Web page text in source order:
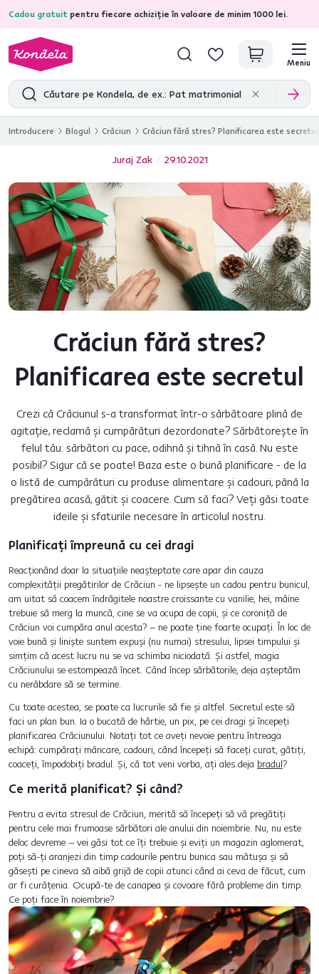
Cadou gratuit pentru fiecare achiziție în valoare de minim 1000 lei.
4,7 31.333recenzii de produs verificate
Meniu
Introducere Blogul Crăciun Crăciun fără stres? Planificarea este secretul
Juraj Zak 29.10.2021
Crăciun fără stres?
Planificarea este secretul
Crezi că Crăciunul s-a transformat într-o sărbătoare plină de
agitație, reclamă și cumpărături dezordonate? Sărbătorește în
felul tău: sărbători cu pace, odihnă și tihnă în casă. Nu este
posibil? Sigur că se poate! Baza este o bună planificare - de la
o listă de cumpărături cu produse alimentare și cadouri, până la
pregătirea acasă, gătit și coacere. Cum să faci? Veți găsi toate
ideile și sfaturile necesare în articolul nostru.
Planificați împreună cu cei dragi
Reacționând doar la situațiile neașteptate care apar din cauza
complexității pregătirilor de Crăciun - ne lipsește un cadou pentru bunicul,
am uitat să coacem îndrăgitele noastre croissante cu vanilie, hei, mâine
trebuie să merg la muncă, cine se va ocupa de copii, și ce coroniță de
Crăciun voi cumpăra anul acesta? – ne poate ține foarte ocupați. În loc de
voie bună și liniște suntem expuși (nu numai) stresului, lipsei timpului și
simțim că acest lucru nu se va schimba niciodată. Și astfel, magia
Crăciunului se estompează încet. Când încep sărbătorile, deja așteptăm
cu nerăbdare să se termine.
Cu toate acestea, se poate ca lucrurile să fie și altfel. Secretul este să
faci un plan bun. Ia o bucată de hârtie, un pix, pe cei dragi și începeți
planificarea Crăciunului. Notați tot ce aveți nevoie pentru întreaga
echipă: cumpărați mâncare, cadouri, când începeți să faceți curat, gătiți,
coaceți, împodobiți bradul. Și, că tot veni vorba, ați ales deja bradul?
Ce merită planificat? Și când?
Pentru a evita stresul de Crăciun, merită să începeți să vă pregătiți
pentru cele mai frumoase sărbători ale anului din noiembrie. Nu, nu este
deloc devreme – vei găsi tot ce îți trebuie și eviți un magazin aglomerat,
poți să-ți aranjezi din timp cadourile pentru bunica sau mătușa și să
găsești pe cineva să aibă grijă de copii atunci când ai ceva de făcut, cum
ar fi curățenia. Ocupă-te de canapea și covoare fără probleme din timp.
Ce poți face în noiembrie?